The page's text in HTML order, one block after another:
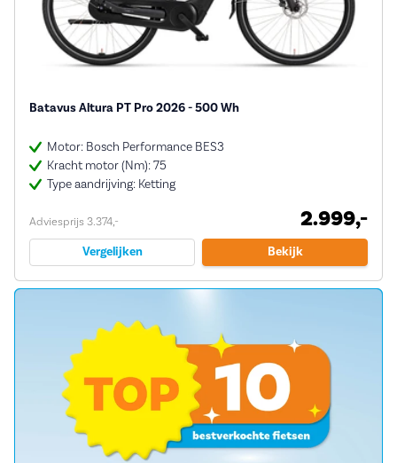
Batavus Altura PT Pro 2026 - 500 Wh
Motor: Bosch Performance BES3
Kracht motor (Nm): 75
Type aandrijving: Ketting
Adviesprijs 3.374,- 2.999,-
Vergelijken Bekijk